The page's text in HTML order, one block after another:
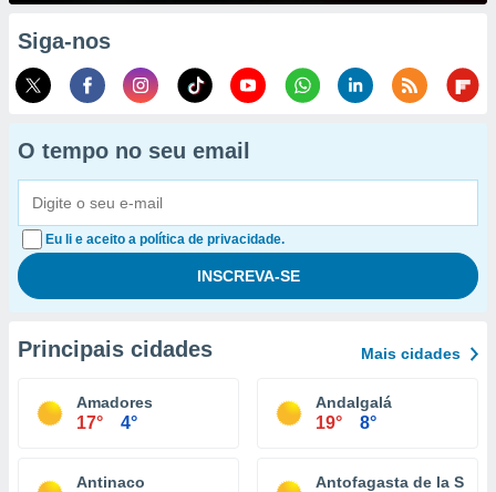
Siga-nos
O tempo no seu email
Eu li e aceito a política de privacidade.
Principais cidades Mais cidades
Amadores
17° 4°
Andalgalá
19° 8°
Antinaco Antofagasta de la Sierra